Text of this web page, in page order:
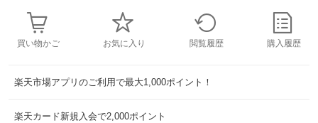
買い物かご お気に入り 閲覧履歴 購入履歴
楽天市場アプリのご利用で最大1,000ポイント！
楽天カード新規入会で2,000ポイント